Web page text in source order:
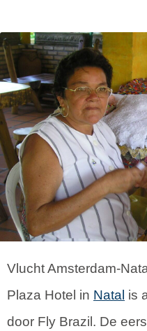
Vlucht Amsterdam-
Plaza Hotel in Natal is
door Fly Brazil. De